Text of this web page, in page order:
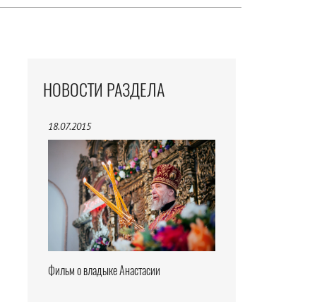
НОВОСТИ РАЗДЕЛА
18.07.2015
Фильм о владыке Анастасии